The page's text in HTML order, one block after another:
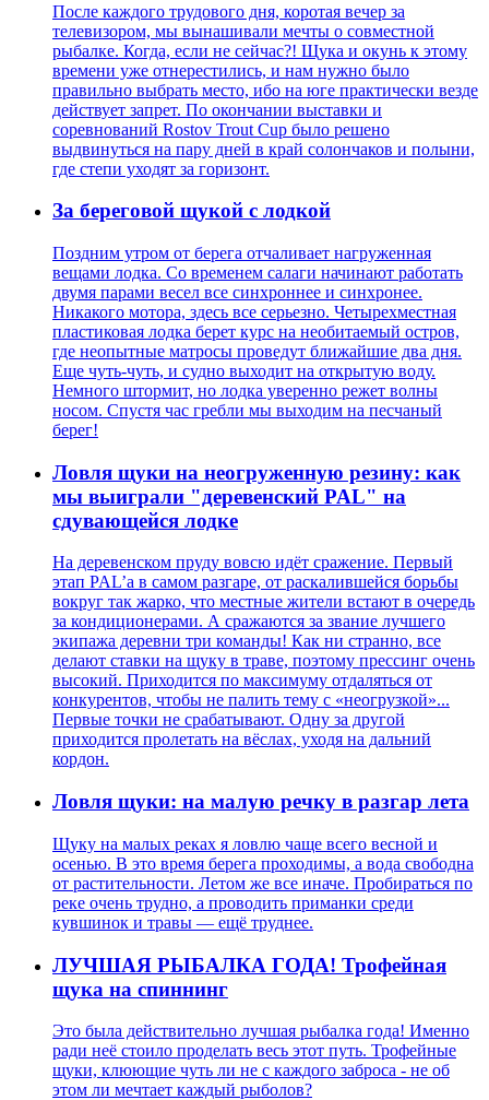
После каждого трудового дня, коротая вечер за
телевизором, мы вынашивали мечты о совместной
рыбалке. Когда, если не сейчас?! Щука и окунь к этому
времени уже отнерестились, и нам нужно было
правильно выбрать место, ибо на юге практически везде
действует запрет. По окончании выставки и
соревнований Rostov Trout Cup было решено
выдвинуться на пару дней в край солончаков и полыни,
где степи уходят за горизонт.
За береговой щукой с лодкой
Поздним утром от берега отчаливает нагруженная
вещами лодка. Со временем салаги начинают работать
двумя парами весел все синхроннее и синхронее.
Никакого мотора, здесь все серьезно. Четырехместная
пластиковая лодка берет курс на необитаемый остров,
где неопытные матросы проведут ближайшие два дня.
Еще чуть-чуть, и судно выходит на открытую воду.
Немного штормит, но лодка уверенно режет волны
носом. Спустя час гребли мы выходим на песчаный
берег!
Ловля щуки на неогруженную резину: как
мы выиграли "деревенский PAL" на
сдувающейся лодке
На деревенском пруду вовсю идёт сражение. Первый
этап PAL’а в самом разгаре, от раскалившейся борьбы
вокруг так жарко, что местные жители встают в очередь
за кондиционерами. А сражаются за звание лучшего
экипажа деревни три команды! Как ни странно, все
делают ставки на щуку в траве, поэтому прессинг очень
высокий. Приходится по максимуму отдаляться от
конкурентов, чтобы не палить тему с «неогрузкой»...
Первые точки не срабатывают. Одну за другой
приходится пролетать на вёслах, уходя на дальний
кордон.
Ловля щуки: на малую речку в разгар лета
Щуку на малых реках я ловлю чаще всего весной и
осенью. В это время берега проходимы, а вода свободна
от растительности. Летом же все иначе. Пробираться по
реке очень трудно, а проводить приманки среди
кувшинок и травы — ещё труднее.
ЛУЧШАЯ РЫБАЛКА ГОДА! Трофейная
щука на спиннинг
Это была действительно лучшая рыбалка года! Именно
ради неё стоило проделать весь этот путь. Трофейные
щуки, клюющие чуть ли не с каждого заброса - не об
этом ли мечтает каждый рыболов?